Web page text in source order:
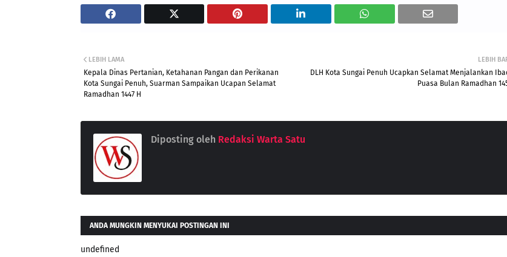
LEBIH
DLH Kota Sungai Penuh Ucapkan Selamat Menjalankan
Puasa Bulan Ramadhan
LEBIH LAMA
Kepala Dinas Pertanian, Ketahanan Pangan dan Perikanan
Kota Sungai Penuh, Suarman Sampaikan Ucapan Selamat
Ramadhan 1447 H
Diposting oleh Redaksi Warta Satu
ANDA MUNGKIN MENYUKAI POSTINGAN INI
undefined